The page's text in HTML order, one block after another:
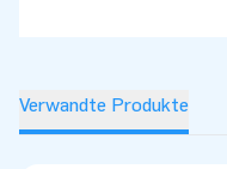
Verwandte Produkte